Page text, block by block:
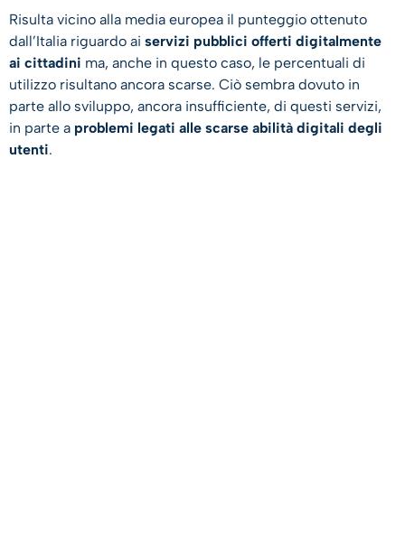
Risulta vicino alla media europea il punteggio ottenuto
dall’Italia riguardo ai servizi pubblici offerti digitalmente
ai cittadini ma, anche in questo caso, le percentuali di
utilizzo risultano ancora scarse. Ciò sembra dovuto in
parte allo sviluppo, ancora insufficiente, di questi servizi,
in parte a problemi legati alle scarse abilità digitali degli
utenti.